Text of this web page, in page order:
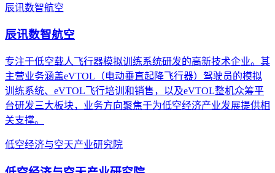
辰讯数智航空
辰讯数智航空
专注于低空载人飞行器模拟训练系统研发的高新技术企业。其
主营业务涵盖eVTOL（电动垂直起降飞行器）驾驶员的模拟
训练系统、eVTOL飞行培训和销售，以及eVTOL整机众筹平
台研发三大板块，业务方向聚焦于为低空经济产业发展提供相
关支撑。
低空经济与空天产业研究院